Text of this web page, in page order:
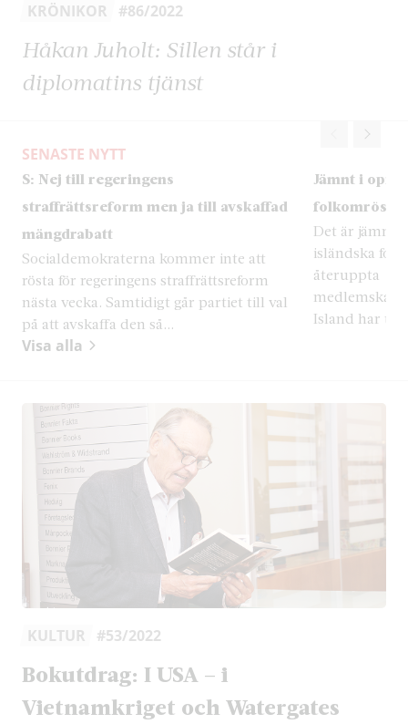
KRÖNIKOR #86/2022
Håkan Juholt: Sillen står i
diplomatins tjänst
SENASTE NYTT
S: Nej till regeringens
straffrättsreform men ja till avskaffad
mängdrabatt
Socialdemokraterna kommer inte att
rösta för regeringens straffrättsreform
nästa vecka. Samtidigt går partiet till val
på att avskaffa den så...
Jämnt i
Det är jämnt
isländska
återuppta
Island har
Visa alla
KULTUR #53/2022
Bokutdrag: I USA – i
Vietnamkriget och Watergates